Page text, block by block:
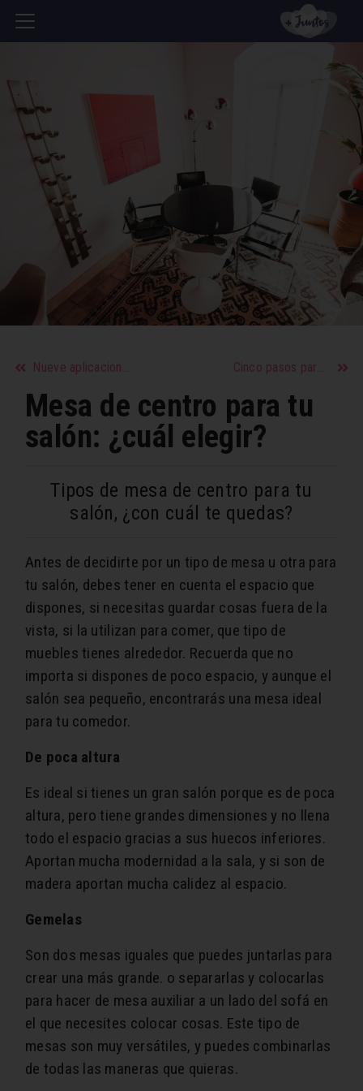
Nueve aplicaciones para sobrellevar la cuarentena de forma entretenida Cinco pasos para lograr un café de especialidad en casa
Mesa de centro para tu
salón: ¿cuál elegir?
Tipos de mesa de centro para tu
salón, ¿con cuál te quedas?
Antes de decidirte por un tipo de mesa u otra para
tu salón, debes tener en cuenta el espacio que
dispones, si necesitas guardar cosas fuera de la
vista, si la utilizan para comer, que tipo de
muebles tienes alrededor. Recuerda que no
importa si dispones de poco espacio, y aunque el
salón sea pequeño, encontrarás una mesa ideal
para tu comedor.
De poca altura
Es ideal si tienes un gran salón porque es de poca
altura, pero tiene grandes dimensiones y no llena
todo el espacio gracias a sus huecos inferiores.
Aportan mucha modernidad a la sala, y si son de
madera aportan mucha calidez al espacio.
Gemelas
Son dos mesas iguales que puedes juntarlas para
crear una más grande. o separarlas y colocarlas
para hacer de mesa auxiliar a un lado del sofá en
el que necesites colocar cosas. Este tipo de
mesas son muy versátiles, y puedes combinarlas
de todas las maneras que quieras.